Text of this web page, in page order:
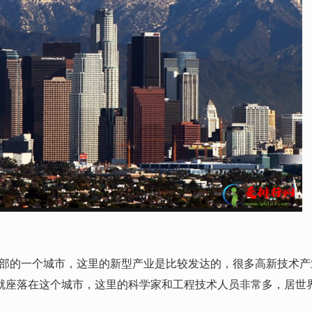
一个城市，这里的新型产业是比较发达的，很多高新技术产
座落在这个城市，这里的科学家和工程技术人员非常多，居世